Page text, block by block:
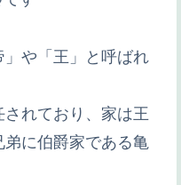
や「王」と呼ばれ
れており、家は王
に伯爵家である亀